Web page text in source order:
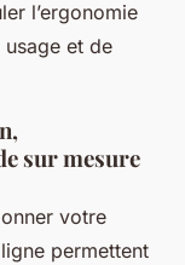
l’ergonomie
et de
sur mesure
votre
permettent